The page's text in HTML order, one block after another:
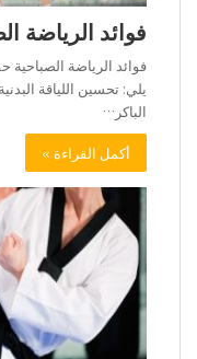
فوائد الرياضة
فوائد الرياضة الصباحية
يلي: تحسين اللياقة
الباكر…
أكمل القراءة »